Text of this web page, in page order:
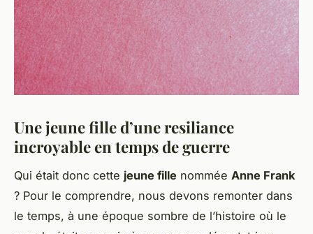
Une jeune fille d’une resiliance
incroyable en temps de guerre
Qui était donc cette jeune fille nommée Anne Frank
? Pour le comprendre, nous devons remonter dans
le temps, à une époque sombre de l’histoire où le